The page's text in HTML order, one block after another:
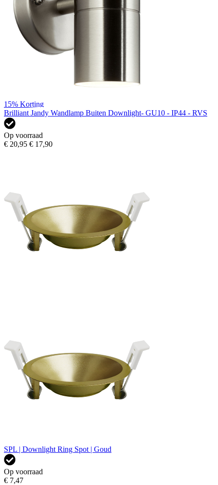
15% Korting
Brilliant Jandy Wandlamp Buiten Downlight- GU10 - IP44 - RVS
Op voorraad
€ 20,95 € 17,90
SPL | Downlight Ring Spot | Goud
Op voorraad
€ 7,47